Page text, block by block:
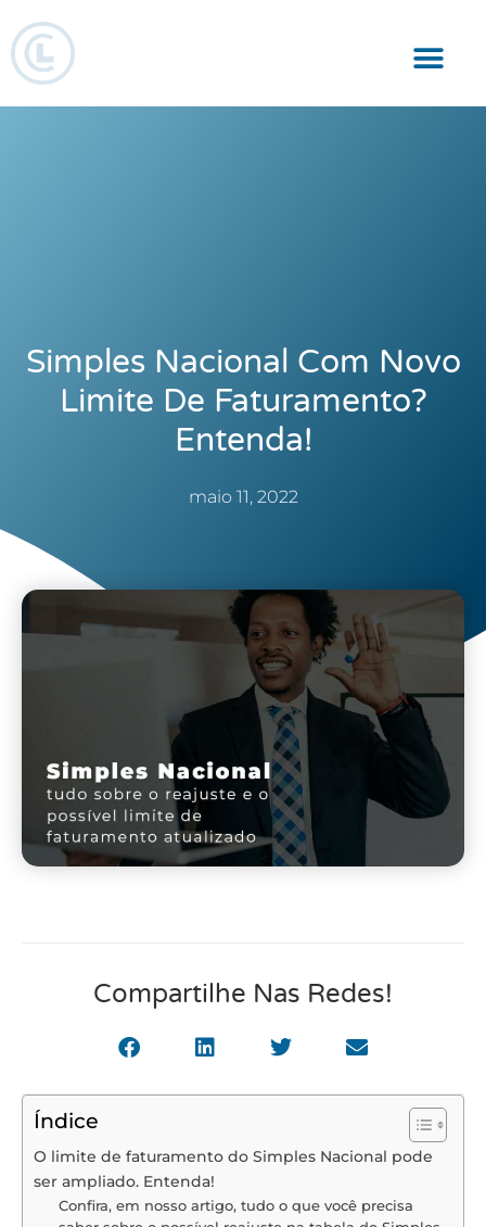
Simples Nacional Com Novo
Limite De Faturamento?
Entenda!
maio 11, 2022
Compartilhe Nas Redes!
Índice
O limite de faturamento do Simples Nacional pode
ser ampliado. Entenda!
Confira, em nosso artigo, tudo o que você precisa